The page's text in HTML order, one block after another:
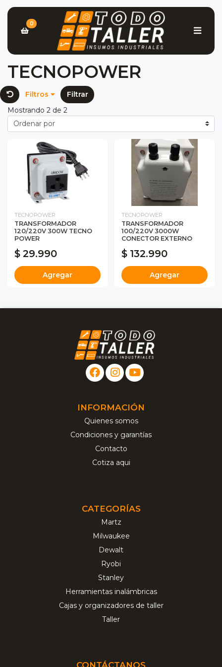
0
TECNOPOWER
Filtros
Filtrar
Mostrando 2 de 2
TECNOPOWER
TRANSFORMADOR
120/220V 300W TECNO
POWER
$ 29.990
Agregar
TECNOPOWER
TRANSFORMADOR
100/220V 3000W
CONECTOR EXTERNO
$ 132.990
Agregar
INFORMACIÓN
Quienes somos
Condiciones y garantías
Contacto
Cotiza aqui
CATEGORÍAS
Martz
Milwaukee
Dewalt
Ryobi
Stanley
Herramientas inalámbricas
Cajas y organizadores de taller
Taller